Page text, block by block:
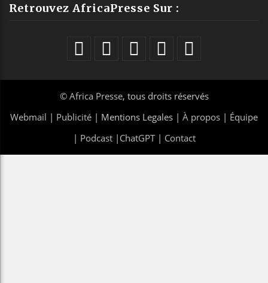
Retrouvez AfricaPresse Sur :
© Africa Presse, tous droits réservés
Webmail | Publicité | Mentions Legales | À propos | Équipe
| Podcast| ChatGPT| Contact